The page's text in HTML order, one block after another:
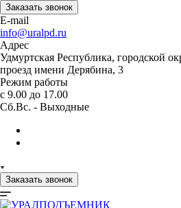
Заказать звонок
E-mail
info@uralpd.ru
Адрес
Удмуртская Республика, городской
проезд имени Дерябина, 3
Режим работы
с 9.00 до 17.00
Сб.Вс. - Выходные
Заказать звонок